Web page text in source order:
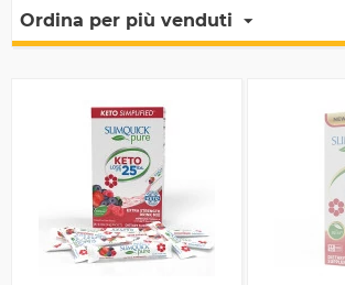
Ordina per più venduti